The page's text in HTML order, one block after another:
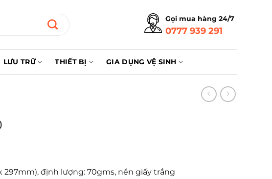
Gọi mua hàng 24/7
0777 939 291
LƯU TRỮ THIẾT BỊ GIA DỤNG VỆ SINH
297mm), định lượng: 70gms, nền giấy trắng